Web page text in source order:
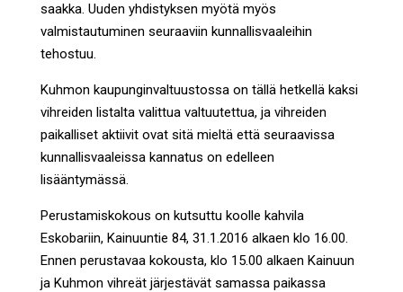
saakka. Uuden yhdistyksen myötä myös
valmistautuminen seuraaviin kunnallisvaaleihin
tehostuu.
Kuhmon kaupunginvaltuustossa on tällä hetkellä kaksi
vihreiden listalta valittua valtuutettua, ja vihreiden
paikalliset aktiivit ovat sitä mieltä että seuraavissa
kunnallisvaaleissa kannatus on edelleen
lisääntymässä.
Perustamiskokous on kutsuttu koolle kahvila
Eskobariin, Kainuuntie 84, 31.1.2016 alkaen klo 16.00.
Ennen perustavaa kokousta, klo 15.00 alkaen Kainuun
ja Kuhmon vihreät järjestävät samassa paikassa